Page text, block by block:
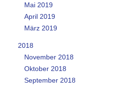
Mai 2019
April 2019
März 2019
2018
November 2018
Oktober 2018
September 2018